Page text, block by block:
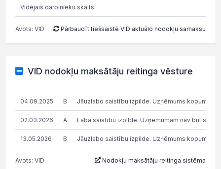
Vidējais darbinieku skaits
Avots: VID Pārbaudīt tiešsaistē VID aktuālo nodokļu samaksu
VID nodokļu maksātāju reitinga vēsture
04.09.2025 B Jāuzlabo saistību izpilde. Uzņēmums kopumā
02.03.2026 A Laba saistību izpilde. Uzņēmumam nav būtisku
13.05.2026 B Jāuzlabo saistību izpilde. Uzņēmums kopumā
Avots: VID Nodokļu maksātāju reitinga sistēma